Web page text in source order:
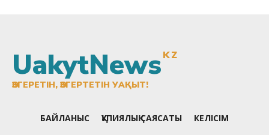
UakytNewsKZ
ӨЗГЕРЕТІН, ӨЗГЕРТЕТІН УАҚЫТ!
БАЙЛАНЫС ҚҰПИЯЛЫҚ САЯСАТЫ КЕЛІСІМ